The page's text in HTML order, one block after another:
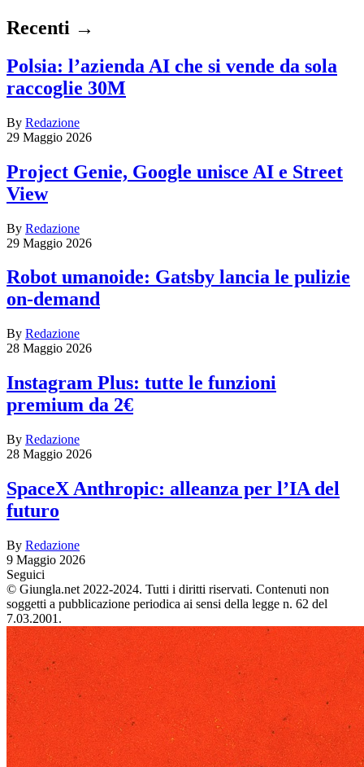
Recenti →
Polsia: l’azienda AI che si vende da sola
raccoglie 30M
By Redazione
29 Maggio 2026
Project Genie, Google unisce AI e Street
View
By Redazione
29 Maggio 2026
Robot umanoide: Gatsby lancia le pulizie
on-demand
By Redazione
28 Maggio 2026
Instagram Plus: tutte le funzioni
premium da 2€
By Redazione
28 Maggio 2026
SpaceX Anthropic: alleanza per l’IA del
futuro
By Redazione
9 Maggio 2026
Seguici
© Giungla.net 2022-2024. Tutti i diritti riservati. Contenuti non
soggetti a pubblicazione periodica ai sensi della legge n. 62 del
7.03.2001.